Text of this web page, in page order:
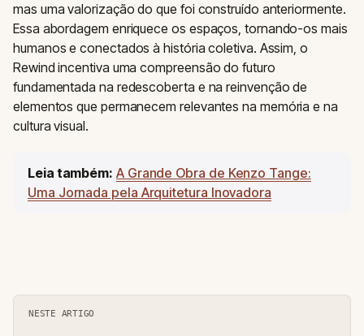
mas uma valorização do que foi construído anteriormente.
Essa abordagem enriquece os espaços, tornando-os mais
humanos e conectados à história coletiva. Assim, o
Rewind incentiva uma compreensão do futuro
fundamentada na redescoberta e na reinvenção de
elementos que permanecem relevantes na memória e na
cultura visual.
Leia também: A Grande Obra de Kenzo Tange:
Uma Jornada pela Arquitetura Inovadora
NESTE ARTIGO